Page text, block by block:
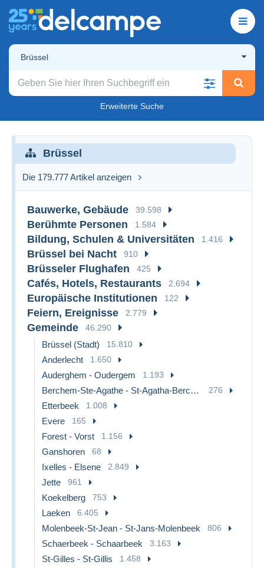
Brüssel
Erweiterte Suche
Brüssel
Die 179.777 Artikel anzeigen
Bauwerke, Gebäude 39.598
Berühmte Personen 1.584
Bildung, Schulen & Universitäten 1.416
Brüssel bei Nacht 910
Brüsseler Flughafen 425
Cafés, Hotels, Restaurants 2.694
Europäische Institutionen 122
Feiern, Ereignisse 2.779
Gemeinde 46.290
Brüssel (Stadt) 15.810
Anderlecht 1.650
Auderghem - Oudergem 1.193
Berchem-Ste-Agathe - St-Agatha-Berchem 276
Etterbeek 1.008
Evere 165
Forest - Vorst 1.156
Ganshoren 68
Ixelles - Elsene 2.849
Jette 961
Koekelberg 753
Laeken 6.405
Molenbeek-St-Jean - St-Jans-Molenbeek 806
Schaerbeek - Schaarbeek 3.163
St-Gilles - St-Gillis 1.458